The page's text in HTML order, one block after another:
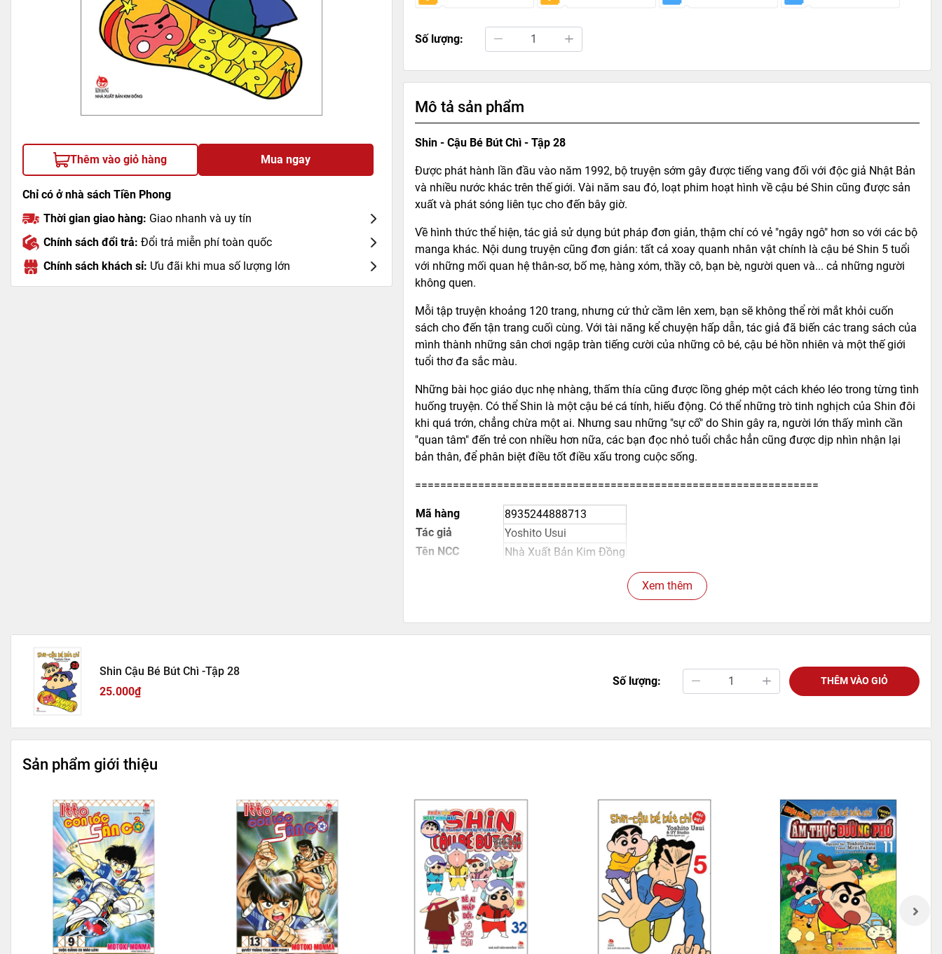
Thêm vào giỏ hàng Mua ngay
Chỉ có ở nhà sách Tiền Phong
Thời gian giao hàng: Giao nhanh và uy tín
Chính sách đổi trả: Đổi trả miễn phí toàn quốc
Chính sách khách sỉ: Ưu đãi khi mua số lượng lớn
Số lượng:
Mô tả sản phẩm
Shin - Cậu Bé Bút Chì - Tập 28
Được phát hành lần đầu vào năm 1992, bộ truyện sớm gây được tiếng vang đối với độc giả Nhật Bản
và nhiều nước khác trên thế giới. Vài năm sau đó, loạt phim hoạt hình về cậu bé Shin cũng được sản
xuất và phát sóng liên tục cho đến bây giờ.
Về hình thức thể hiện, tác giả sử dụng bút pháp đơn giản, thậm chí có vẻ "ngây ngô" hơn so với các bộ
manga khác. Nội dung truyện cũng đơn giản: tất cả xoay quanh nhân vật chính là cậu bé Shin 5 tuổi
với những mối quan hệ thân-sơ, bố mẹ, hàng xóm, thầy cô, bạn bè, người quen và... cả những người
không quen.
Mỗi tập truyện khoảng 120 trang, nhưng cứ thử cầm lên xem, bạn sẽ không thể rời mắt khỏi cuốn
sách cho đến tận trang cuối cùng. Với tài năng kể chuyện hấp dẫn, tác giả đã biến các trang sách của
mình thành những sân chơi ngập tràn tiếng cười của những cô bé, cậu bé hồn nhiên và một thế giới
tuổi thơ đa sắc màu.
Những bài học giáo dục nhẹ nhàng, thấm thía cũng được lồng ghép một cách khéo léo trong từng tình
huống truyện. Có thể Shin là một cậu bé cá tính, hiếu động. Có thể những trò tinh nghịch của Shin đôi
khi quá trớn, chẳng chừa một ai. Nhưng sau những "sự cố" do Shin gây ra, người lớn thấy mình cần
"quan tâm" đến trẻ con nhiều hơn nữa, các bạn đọc nhỏ tuổi chắc hẳn cũng được dịp nhìn nhận lại
bản thân, để phân biệt điều tốt điều xấu trong cuộc sống.
================================================================
Mã hàng
8935244888713
Tác giả
Yoshito Usui
Tên NCC
Nhà Xuất Bản Kim Đồng
Số trang
Xem thêm
Shin Cậu Bé Bút Chì -Tập 28
25.000₫
Số lượng: THÊM VÀO GIỎ
Sản phẩm giới thiệu